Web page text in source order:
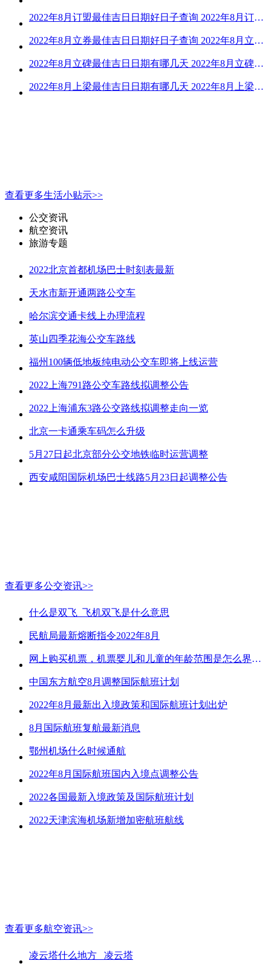
2022年8月订盟最佳吉日日期好日子查询 2022年8月订盟黄道吉日一览
2022年8月立券最佳吉日日期好日子查询 2022年8月立券的黄道吉日一览
2022年8月立碑最佳吉日日期有哪几天 2022年8月立碑吉日查询
2022年8月上梁最佳吉日日期有哪几天 2022年8月上梁的黄道吉日
查看更多生活小贴示>>
公交资讯
航空资讯
旅游专题
2022北京首都机场巴士时刻表最新
天水市新开通两路公交车
哈尔滨交通卡线上办理流程
英山四季花海公交车路线
福州100辆低地板纯电动公交车即将上线运营
2022上海791路公交车路线拟调整公告
2022上海浦东3路公交路线拟调整走向一览
北京一卡通乘车码怎么升级
5月27日起北京部分公交地铁临时运营调整
西安咸阳国际机场巴士线路5月23日起调整公告
查看更多公交资讯>>
什么是双飞_飞机双飞是什么意思
民航局最新熔断指令2022年8月
网上购买机票，机票婴儿和儿童的年龄范围是怎么界定的？
中国东方航空8月调整国际航班计划
2022年8月最新出入境政策和国际航班计划出炉
8月国际航班复航最新消息
鄂州机场什么时候通航
2022年8月国际航班国内入境点调整公告
2022各国最新入境政策及国际航班计划
2022天津滨海机场新增加密航班航线
查看更多航空资讯>>
凌云塔什么地方_ 凌云塔